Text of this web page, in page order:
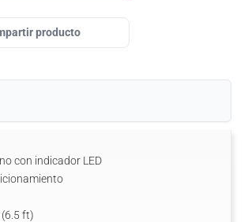
producto
con indicador LED
ft)